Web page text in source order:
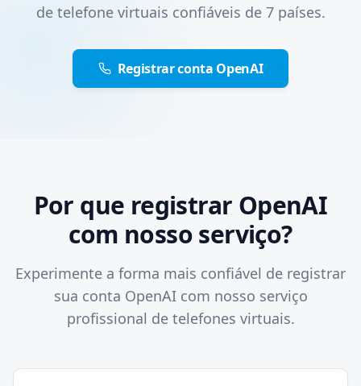
de telefone virtuais confiáveis de 7 países.
Registrar conta OpenAI
Por que registrar OpenAI
com nosso serviço?
Experimente a forma mais confiável de registrar
sua conta OpenAI com nosso serviço
profissional de telefones virtuais.